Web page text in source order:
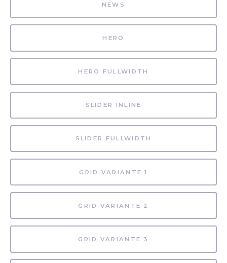
NEWS
HERO
HERO FULLWIDTH
SLIDER INLINE
SLIDER FULLWIDTH
GRID VARIANTE 1
GRID VARIANTE 2
GRID VARIANTE 3